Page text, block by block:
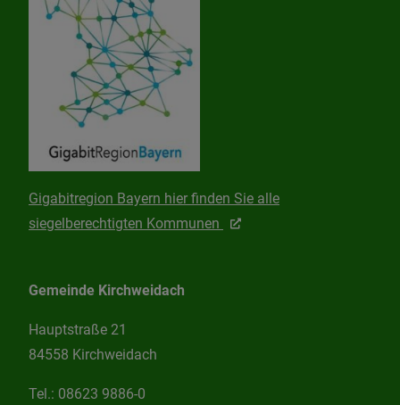
Gigabitregion Bayern hier finden Sie alle
siegelberechtigten Kommunen
Gemeinde Kirchweidach
Hauptstraße 21
84558 Kirchweidach
Tel.: 08623 9886-0